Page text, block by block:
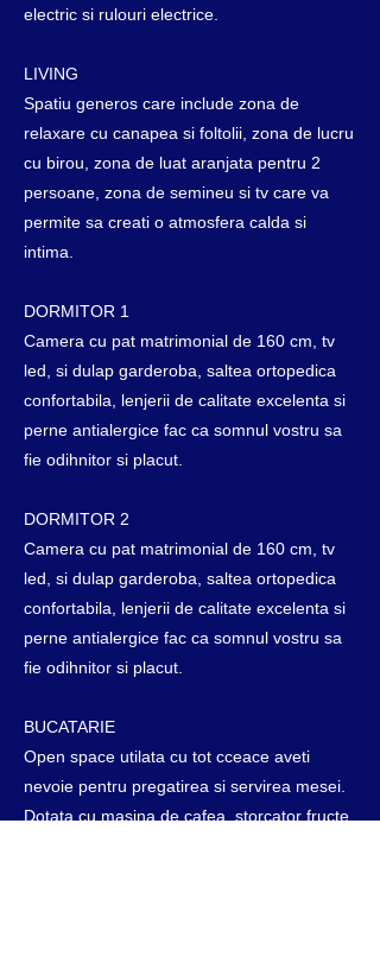
electric si rulouri electrice.
LIVING
Spatiu generos care include zona de
relaxare cu canapea si foltolii, zona de lucru
cu birou, zona de luat aranjata pentru 2
persoane, zona de semineu si tv care va
permite sa creati o atmosfera calda si
intima.
DORMITOR 1
Camera cu pat matrimonial de 160 cm, tv
led, si dulap garderoba, saltea ortopedica
confortabila, lenjerii de calitate excelenta si
perne antialergice fac ca somnul vostru sa
fie odihnitor si placut.
DORMITOR 2
Camera cu pat matrimonial de 160 cm, tv
led, si dulap garderoba, saltea ortopedica
confortabila, lenjerii de calitate excelenta si
perne antialergice fac ca somnul vostru sa
fie odihnitor si placut.
BUCATARIE
Open space utilata cu tot cceace aveti
nevoie pentru pregatirea si servirea mesei.
Dotata cu masina de cafea, storcator fructe,